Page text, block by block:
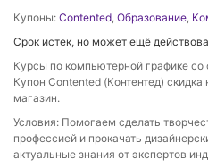
Купоны: Contented Образование
Срок истек, но может ещё
Курсы по компьютерной графике со
Купон Contented (Контентед) скидка
магазин.
Условия: Помогаем сделать
профессией и прокачать
актуальные знания от экспертов